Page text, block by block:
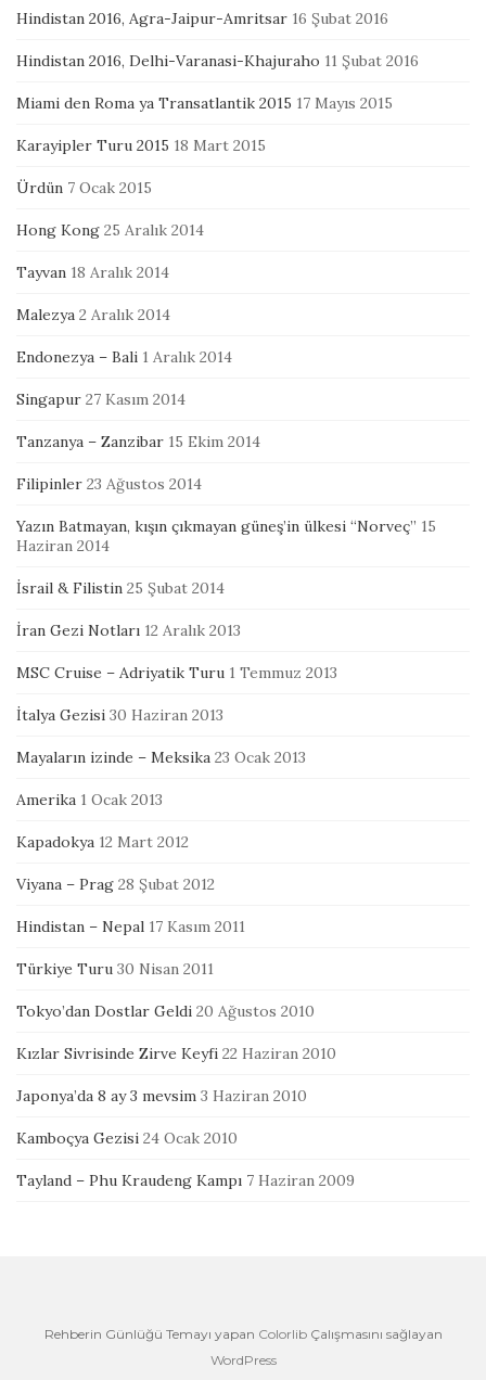
Hindistan 2016, Agra-Jaipur-Amritsar 16 Şubat 2016
Hindistan 2016, Delhi-Varanasi-Khajuraho 11 Şubat 2016
Miami den Roma ya Transatlantik 2015 17 Mayıs 2015
Karayipler Turu 2015 18 Mart 2015
Ürdün 7 Ocak 2015
Hong Kong 25 Aralık 2014
Tayvan 18 Aralık 2014
Malezya 2 Aralık 2014
Endonezya – Bali 1 Aralık 2014
Singapur 27 Kasım 2014
Tanzanya – Zanzibar 15 Ekim 2014
Filipinler 23 Ağustos 2014
Yazın Batmayan, kışın çıkmayan güneş’in ülkesi “Norveç” 15
Haziran 2014
İsrail & Filistin 25 Şubat 2014
İran Gezi Notları 12 Aralık 2013
MSC Cruise – Adriyatik Turu 1 Temmuz 2013
İtalya Gezisi 30 Haziran 2013
Mayaların izinde – Meksika 23 Ocak 2013
Amerika 1 Ocak 2013
Kapadokya 12 Mart 2012
Viyana – Prag 28 Şubat 2012
Hindistan – Nepal 17 Kasım 2011
Türkiye Turu 30 Nisan 2011
Tokyo’dan Dostlar Geldi 20 Ağustos 2010
Kızlar Sivrisinde Zirve Keyfi 22 Haziran 2010
Japonya’da 8 ay 3 mevsim 3 Haziran 2010
Kamboçya Gezisi 24 Ocak 2010
Tayland – Phu Kraudeng Kampı 7 Haziran 2009
Rehberin Günlüğü Temayı yapan ColorlibÇalışmasını sağlayan
WordPress